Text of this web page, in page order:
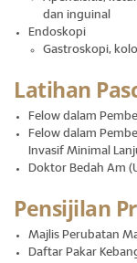
dan inguinal
Endoskopi
Gastroskopi,
Latihan
Felow dalam
Felow dalam
Invasif Minimal
Doktor Bedah Am
Pensijilan
Majlis Perubatan
Daftar Pakar